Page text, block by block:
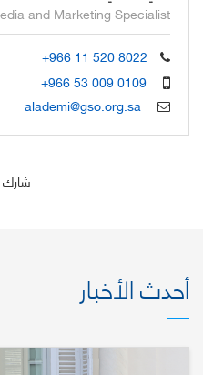
and Marketing Specialist
+966 11 520 8022
+966 53 009 0109
alademi@gso.org.sa
أحدث الأخبار